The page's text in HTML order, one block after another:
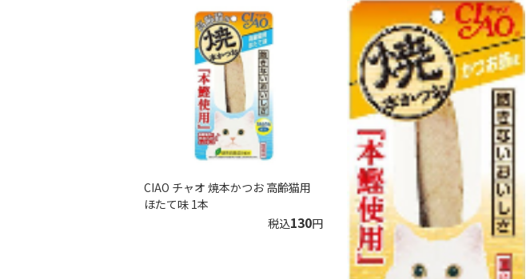
CIAO チャオ 焼本かつお 高齢猫用
ほたて味 1本
税込130円